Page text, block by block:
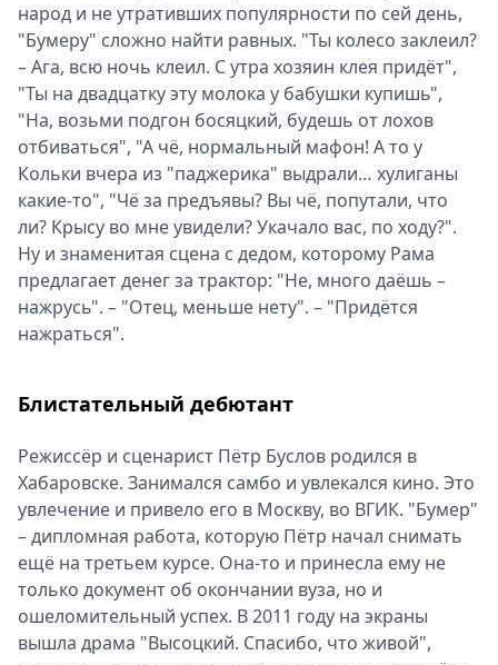
народ и не утративших популярности по сей день,
"Бумеру" сложно найти равных. "Ты колесо заклеил?
– Ага, всю ночь клеил. С утра хозяин клея придёт",
"Ты на двадцатку эту молока у бабушки купишь",
"На, возьми подгон босяцкий, будешь от лохов
отбиваться", "А чё, нормальный мафон! А то у
Кольки вчера из "паджерика" выдрали… хулиганы
какие-то", "Чё за предъявы? Вы чё, попутали, что
ли? Крысу во мне увидели? Укачало вас, по ходу?".
Ну и знаменитая сцена с дедом, которому Рама
предлагает денег за трактор: "Не, много даёшь –
нажрусь". – "Отец, меньше нету". – "Придётся
нажраться".
Блистательный дебютант
Режиссёр и сценарист Пётр Буслов родился в
Хабаровске. Занимался самбо и увлекался кино. Это
увлечение и привело его в Москву, во ВГИК. "Бумер"
– дипломная работа, которую Пётр начал снимать
ещё на третьем курсе. Она-то и принесла ему не
только документ об окончании вуза, но и
ошеломительный успех. В 2011 году на экраны
вышла драма "Высоцкий. Спасибо, что живой",